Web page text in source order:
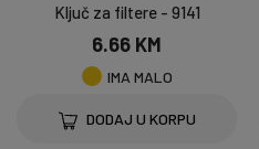
Ključ za filtere - 9141
6.66 KM
IMA MALO
DODAJ U KORPU